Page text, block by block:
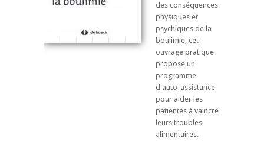
des conséquences
physiques et
psychiques de la
boulimie, cet
ouvrage pratique
propose un
programme
d'auto-assistance
pour aider les
patientes à vaincre
leurs troubles
alimentaires.